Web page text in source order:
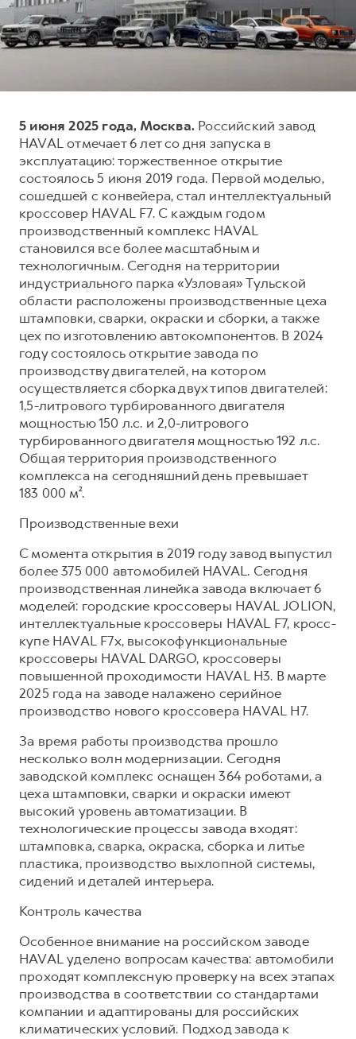
POER
от 3 449 000 ₽
Тест-драйв
Трейд-ин
Кредитный калькулятор
Страхование
Кредит
КОРПОРАТИВНЫМ КЛИЕНТАМ
Для малого бизнеса
Корпоративным клиентам
Крупным корпоративным клиентам
Система управления автопарком
Сервис для корпоративных клиентов
HAVAL Лизинг
АКСЕССУАРЫ HAVAL
Автомобильные аксессуары
Коллекция CITY
СЕРВИСНОЕ ОБСЛУЖИВАНИЕ
Нулевое ТО
Электронный ПТС
ПОДДЕРЖКА
GWM Безопасность
Гарантия HAVAL
Мобильное приложение GWM
Программа «HAVAL Защита+»
Руководства по эксплуатации
Подписки
АКСЕССУАРЫ HAVAL
Автомобильные аксессуары
Коллекция CITY
Коллекция Базовая
Коллекция Детская
О дилере
Наша команда
5 июня 2025 года, Москва. Российский завод
HAVAL отмечает 6 лет со дня запуска в
эксплуатацию: торжественное открытие
состоялось 5 июня 2019 года. Первой моделью,
сошедшей с конвейера, стал интеллектуальный
кроссовер HAVAL F7. С каждым годом
производственный комплекс HAVAL
становился все более масштабным и
технологичным. Сегодня на территории
индустриального парка «Узловая» Тульской
области расположены производственные цеха
штамповки, сварки, окраски и сборки, а также
цех по изготовлению автокомпонентов. В 2024
году состоялось открытие завода по
производству двигателей, на котором
осуществляется сборка двух типов двигателей:
1,5-литрового турбированного двигателя
мощностью 150 л.с. и 2,0-литрового
турбированного двигателя мощностью 192 л.с.
Общая территория производственного
комплекса на сегодняшний день превышает
183 000 м².
Производственные вехи
С момента открытия в 2019 году завод выпустил
более 375 000 автомобилей HAVAL. Сегодня
производственная линейка завода включает 6
моделей: городские кроссоверы HAVAL JOLION,
интеллектуальные кроссоверы HAVAL F7, кросс-
купе HAVAL F7x, высокофункциональные
кроссоверы HAVAL DARGO, кроссоверы
повышенной проходимости HAVAL H3. В марте
2025 года на заводе налажено серийное
производство нового кроссовера HAVAL H7.
За время работы производства прошло
несколько волн модернизации. Сегодня
заводской комплекс оснащен 364 роботами, а
цеха штамповки, сварки и окраски имеют
высокий уровень автоматизации. В
технологические процессы завода входят:
штамповка, сварка, окраска, сборка и литье
пластика, производство выхлопной системы,
сидений и деталей интерьера.
Контроль качества
Особенное внимание на российском заводе
HAVAL уделено вопросам качества: автомобили
проходят комплексную проверку на всех этапах
производства в соответствии со стандартами
компании и адаптированы для российских
климатических условий. Подход завода к